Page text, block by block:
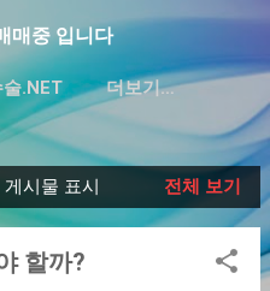
매중 입니다
.NET 더보기…
인 매매-대방출
게시물 표시 전체 보기
할까?